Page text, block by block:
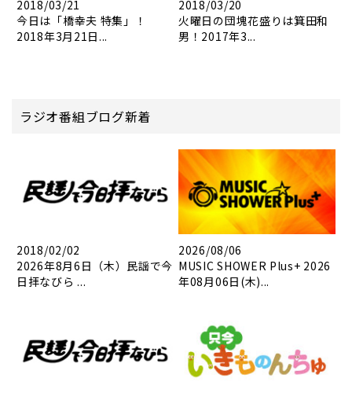
2018/03/21
今日は「橋幸夫 特集」！
2018年3月21日...
2018/03/20
火曜日の団塊花盛りは箕田和
男！2017年3...
ラジオ番組ブログ新着
2018/02/02
2026年8月6日（木）民謡で今
日拝なびら ...
2026/08/06
MUSIC SHOWER Plus+ 2026
年08月06日(木)...